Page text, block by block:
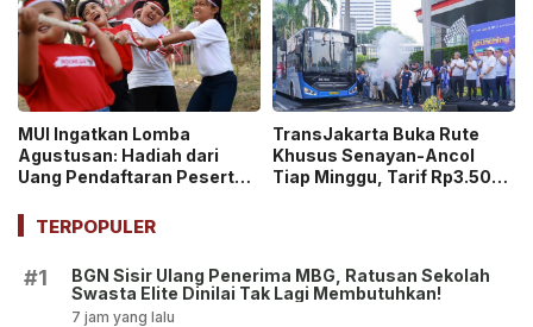
MUI Ingatkan Lomba
Agustusan: Hadiah dari
Uang Pendaftaran Peserta
TransJakarta Buka Rute
Khusus Senayan-Ancol
Tiap Minggu, Tarif Rp3.500
TERPOPULER
#1
BGN Sisir Ulang Penerima MBG, Ratusan Sekolah
Swasta Elite Dinilai Tak Lagi Membutuhkan!
7 jam yang lalu